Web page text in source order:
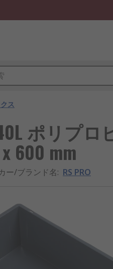
ス
ポリプロ
600 mm
ー/ブランド名: RS PRO